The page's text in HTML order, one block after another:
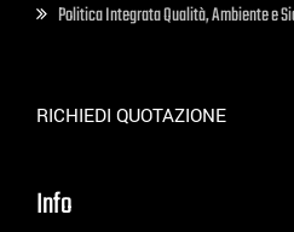
Politica Integrata Qualità, Ambiente e
RICHIEDI QUOTAZIONE
Info